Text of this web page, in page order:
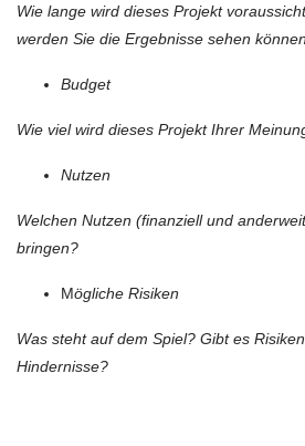
Wie lange wird dieses Projekt
werden Sie die Ergebnisse sehen
Budget
Wie viel wird dieses Projekt Ihrer
Nutzen
Welchen Nutzen (finanziell und
bringen?
Mögliche Risiken
Was steht auf dem Spiel? Gibt es
Hindernisse?